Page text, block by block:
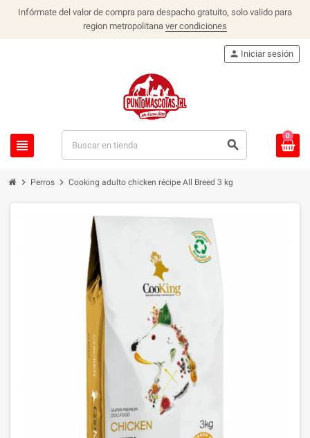
Infórmate del valor de compra para despacho gratuito, solo valido para
region metropolitana ver condiciones
view_headline search
person Iniciar sesión
0
chevron_right Perros chevron_right Cooking adulto chicken récipe All Breed 3 kg